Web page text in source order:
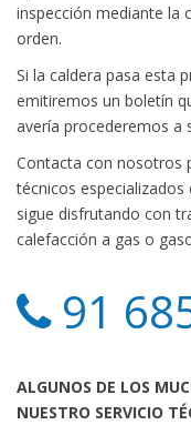
inspección mediante la
orden.
Si la caldera pasa esta
emitiremos un boletín
avería procederemos a
Contacta con nosotros
técnicos
sigue disfrutando con
calefacción a gas o
91
ALGUNOS DE LOS
NUESTRO SERVICIO